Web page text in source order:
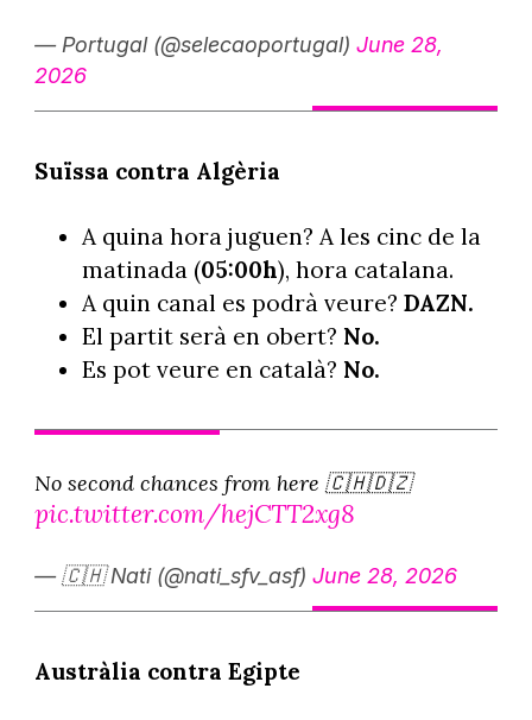
— Portugal (@selecaoportugal) June 28,
2026
Suïssa contra Algèria
A quina hora juguen? A les cinc de la
matinada (05:00h), hora catalana.
A quin canal es podrà veure? DAZN.
El partit serà en obert? No.
Es pot veure en català? No.
No second chances from here 🇨🇭🇩🇿
pic.twitter.com/hejCTT2xg8
— 🇨🇭 Nati (@nati_sfv_asf) June 28, 2026
Austràlia contra Egipte